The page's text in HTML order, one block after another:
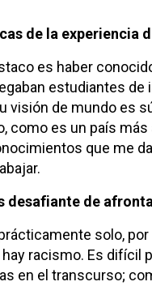
de la experiencia
es haber
estudiantes de
visión de mundo es
como es un país
que me
desafiante de
solo,
racismo. Es
en el transcurso;